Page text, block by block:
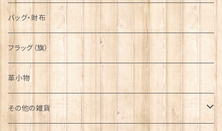
バッグ・財布
フラッグ（旗）
革小物
その他の雑貨